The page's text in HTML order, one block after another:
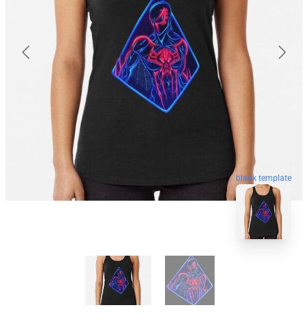
blank template